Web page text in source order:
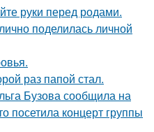
руки перед родами.
поделилась личной
раз папой стал.
Бузова сообщила на
посетила концерт группы